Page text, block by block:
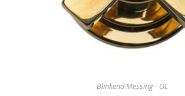
Blinkend Messing - OL